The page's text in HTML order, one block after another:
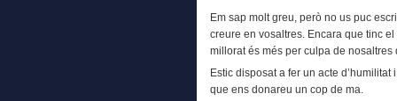
Em sap molt greu, però no us puc
creure en vosaltres. Encara que tinc
millorat és més per culpa de nosaltres
Estic disposat a fer un acte
que ens donareu un cop de ma.